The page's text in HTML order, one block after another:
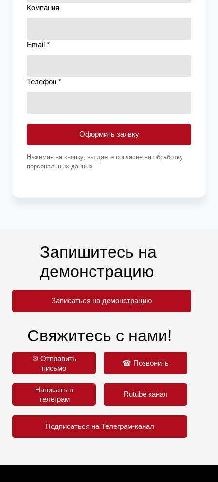
Компания
Email *
Телефон *
Оформить заявку
Нажимая на кнопку, вы даете согласие на обработку
персональных данных
Запишитесь на
демонстрацию
Rutube канал
Свяжитесь с нами!
Записаться на демонстрацию
✉ Отправить
письмо
Написать в
телеграм
☎ Позвонить
Подписаться на Телеграм-канал